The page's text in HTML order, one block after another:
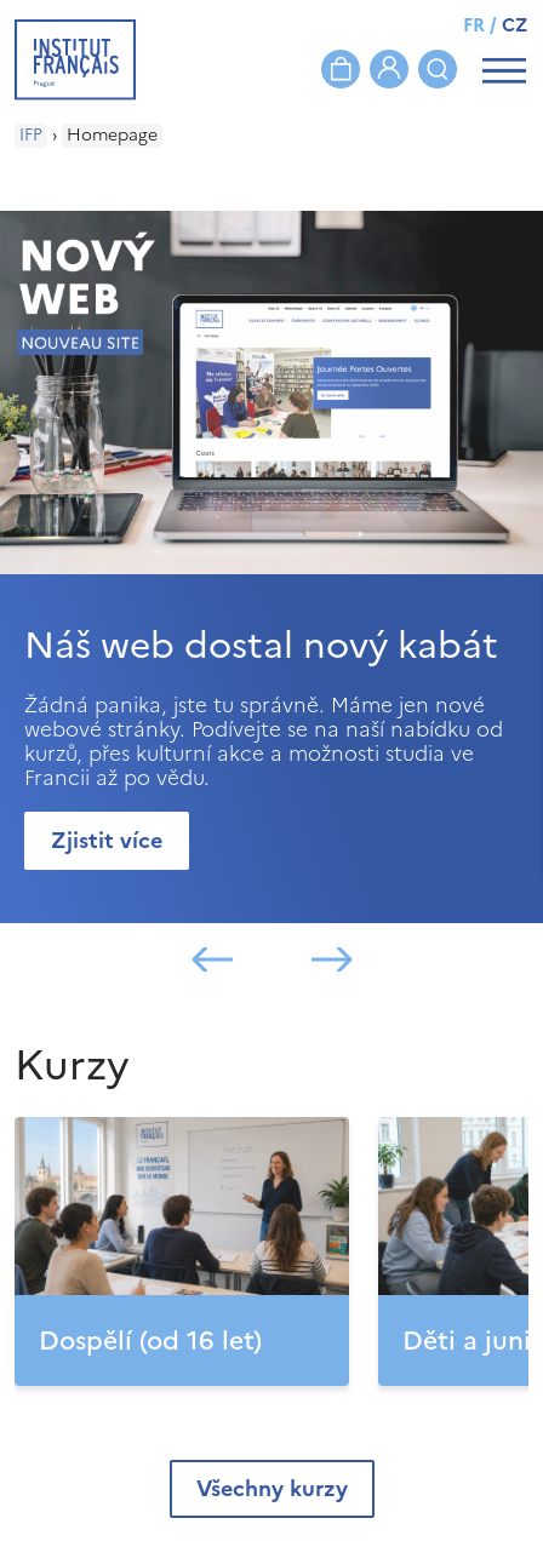
FR/CZ
IFP › Homepage
Náš web dostal nový kabát
Žádná panika, jste tu správně. Máme jen nové
webové stránky. Podívejte se na naší nabídku od
kurzů, přes kulturní akce a možnosti studia ve
Francii až po vědu.
Zjistit více
Kurzy
Dospělí (od 16 let) Děti a
Všechny kurzy